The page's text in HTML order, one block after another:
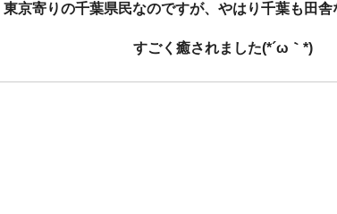
東京寄りの千葉県民なのですが、やはり千葉も田舎
すごく癒されました(*´ω｀*)